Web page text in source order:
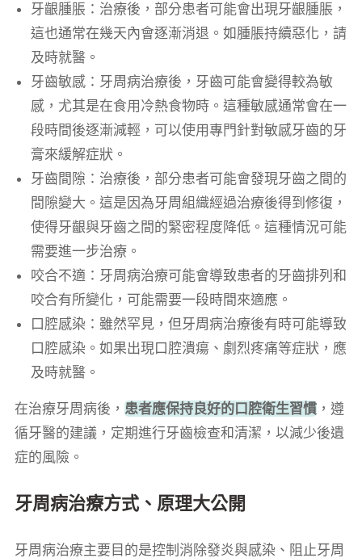
牙齦腫脹：治療後，部分患者可能會出現牙齦腫脹，
這也通常在幾天內會逐漸消退。如腫脹持續惡化，請
及時就醫。
牙齒敏感：牙周病治療後，牙齒可能會變得較為敏
感，尤其是在食用冷熱食物時。這種敏感通常會在一
段時間後逐漸減輕，可以使用專門針對敏感牙齒的牙
膏來緩解症狀。
牙齒間隙：治療後，部分患者可能會發現牙齒之間的
間隙變大。這是因為牙周組織經過治療後得到修復，
使得牙齦與牙齒之間的緊密程度降低。這種情況可能
需要進一步治療。
咬合不適：牙周病治療可能會導致患者的牙齒排列和
咬合有所變化，可能需要一段時間來適應。
口腔感染：雖然罕見，但牙周病治療後有時可能導致
口腔感染。如果出現口腔潰瘍、劇烈疼痛等症狀，應
及時就醫。
在治療牙周病後， 患者應保持良好的口腔衛生習慣，遵
循牙醫的建議，定期進行牙齒檢查和清潔，以減少後遺
症的風險。
牙周病治療方式、原理大公開
牙周病治療主要目的是控制消除發炎與感染、阻止牙周